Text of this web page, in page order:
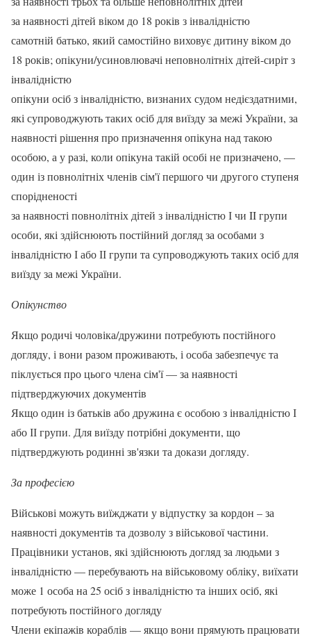
за наявності дітей віком до 18 років з інвалідністю
самотній батько, який самостійно виховує дитину віком до
18 років; опікуни/усиновлювачі неповнолітніх дітей-сиріт з
інвалідністю
опікуни осіб з інвалідністю, визнаних судом недієздатними,
які супроводжують таких осіб для виїзду за межі України, за
наявності рішення про призначення опікуна над такою
особою, а у разі, коли опікуна такій особі не призначено, —
один із повнолітніх членів сім'ї першого чи другого ступеня
спорідненості
за наявності повнолітніх дітей з інвалідністю І чи II групи
особи, які здійснюють постійний догляд за особами з
інвалідністю І або ІІ групи та супроводжують таких осіб для
виїзду за межі України.
Опікунство
Якщо родичі чоловіка/дружини потребують постійного
догляду, і вони разом проживають, і особа забезпечує та
піклується про цього члена сім'ї — за наявності
підтверджуючих документів
Якщо один із батьків або дружина є особою з інвалідністю І
або ІІ групи. Для виїзду потрібні документи, що
підтверджують родинні зв'язки та докази догляду.
За професією
Військові можуть виїжджати у відпустку за кордон – за
наявності документів та дозволу з військової частини.
Працівники установ, які здійснюють догляд за людьми з
інвалідністю — перебувають на військовому обліку, виїхати
може 1 особа на 25 осіб з інвалідністю та інших осіб, які
потребують постійного догляду
Члени екіпажів кораблів — якщо вони прямують працювати